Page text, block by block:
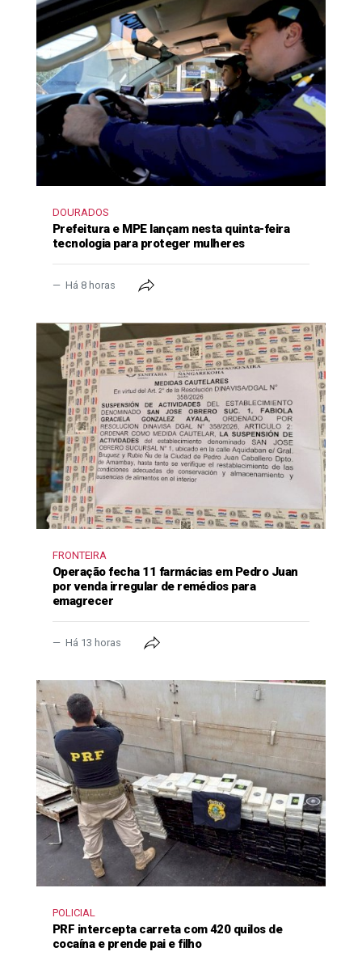
DOURADOS
Prefeitura e MPE lançam nesta quinta-feira
tecnologia para proteger mulheres
Há 8 horas
FRONTEIRA
Operação fecha 11 farmácias em Pedro Juan
por venda irregular de remédios para
emagrecer
Há 13 horas
POLICIAL
PRF intercepta carreta com 420 quilos de
cocaína e prende pai e filho